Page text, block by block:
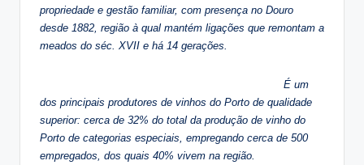
propriedade e gestão familiar, com presença no Douro
desde 1882, região à qual mantém ligações que remontam a
meados do séc. XVII e há 14 gerações.
É um
dos principais produtores de vinhos do Porto de qualidade
superior: cerca de 32% do total da produção de vinho do
Porto de categorias especiais, empregando cerca de 500
empregados, dos quais 40% vivem na região.